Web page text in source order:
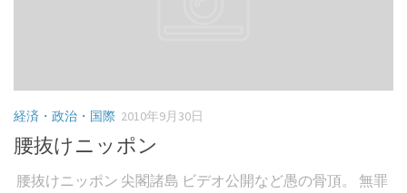
経済・政治・国際 2010年9月30日
腰抜けニッポン
腰抜けニッポン 尖閣諸島 ビデオ公開など愚の骨頂。 無罪